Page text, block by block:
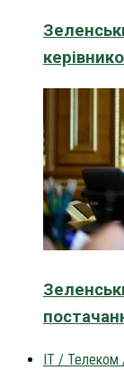
IT / Телеком